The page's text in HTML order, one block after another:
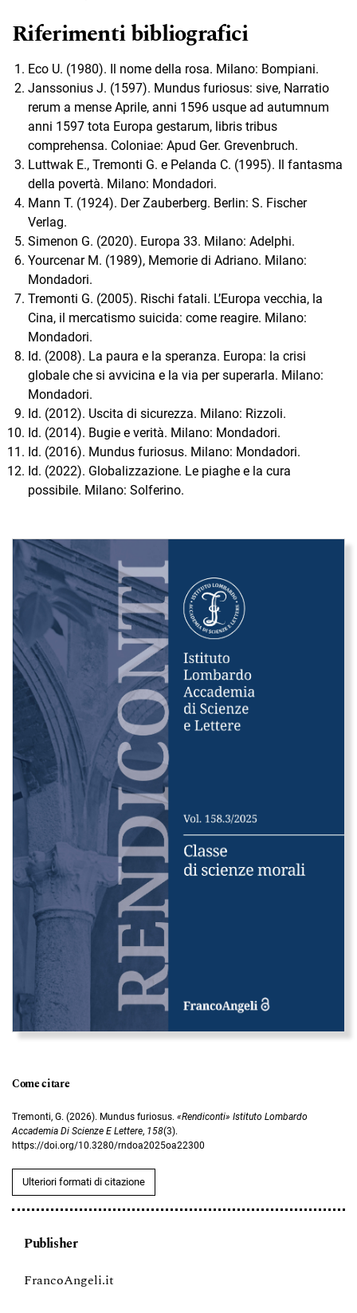
Riferimenti bibliografici
Eco U. (1980). Il nome della rosa. Milano: Bompiani.
Janssonius J. (1597). Mundus furiosus: sive, Narratio
rerum a mense Aprile, anni 1596 usque ad autumnum
anni 1597 tota Europa gestarum, libris tribus
comprehensa. Coloniae: Apud Ger. Grevenbruch.
Luttwak E., Tremonti G. e Pelanda C. (1995). Il fantasma
della povertà. Milano: Mondadori.
Mann T. (1924). Der Zauberberg. Berlin: S. Fischer
Verlag.
Simenon G. (2020). Europa 33. Milano: Adelphi.
Yourcenar M. (1989), Memorie di Adriano. Milano:
Mondadori.
Tremonti G. (2005). Rischi fatali. L’Europa vecchia, la
Cina, il mercatismo suicida: come reagire. Milano:
Mondadori.
Id. (2008). La paura e la speranza. Europa: la crisi
globale che si avvicina e la via per superarla. Milano:
Mondadori.
Id. (2012). Uscita di sicurezza. Milano: Rizzoli.
Id. (2014). Bugie e verità. Milano: Mondadori.
Id. (2016). Mundus furiosus. Milano: Mondadori.
Id. (2022). Globalizzazione. Le piaghe e la cura
possibile. Milano: Solferino.
Immagine di copertina
Come citare
Tremonti, G. (2026). Mundus furiosus. «Rendiconti» Istituto Lombardo
Accademia Di Scienze E Lettere, 158(3).
https://doi.org/10.3280/rndoa2025oa22300
Ulteriori formati di citazione
Publisher
FrancoAngeli.it